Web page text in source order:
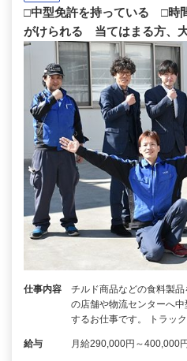
□中型免許を持っている □時
がけられる 当てはまる方、
仕事内容
チルド商品などの食料製
の店舗や物流センターへ
するお仕事です。 トラッ
給与 月給290,000円～400,000